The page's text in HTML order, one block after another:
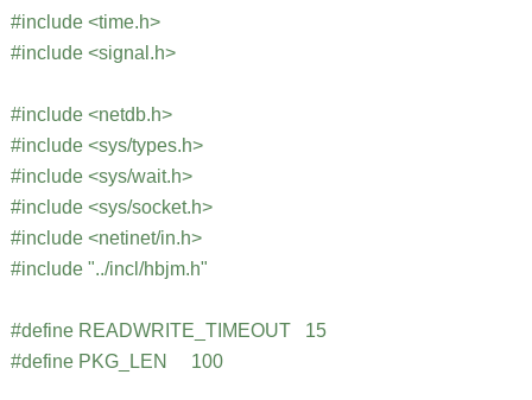
#include <time.h>
#include <signal.h>
#include <netdb.h>
#include <sys/types.h>
#include <sys/wait.h>
#include <sys/socket.h>
#include <netinet/in.h>
#include "../incl/hbjm.h"
#define READWRITE_TIMEOUT 15
#define PKG_LEN 100